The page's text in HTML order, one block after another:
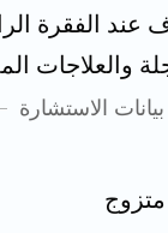
عند الفقرة
والعلاجات
بيانات الاستشارة
متزوج